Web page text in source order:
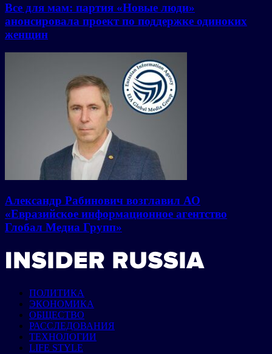
Все для мам: партия «Новые люди»
анонсировала проект по поддержке одиноких
женщин
Александр Рабинович возглавил АО
«Евразийское информационное агентство
Глобал Медиа Групп»
ПОЛИТИКА
ЭКОНОМИКА
ОБЩЕСТВО
РАССЛЕДОВАНИЯ
ТЕХНОЛОГИИ
LIFE STYLE